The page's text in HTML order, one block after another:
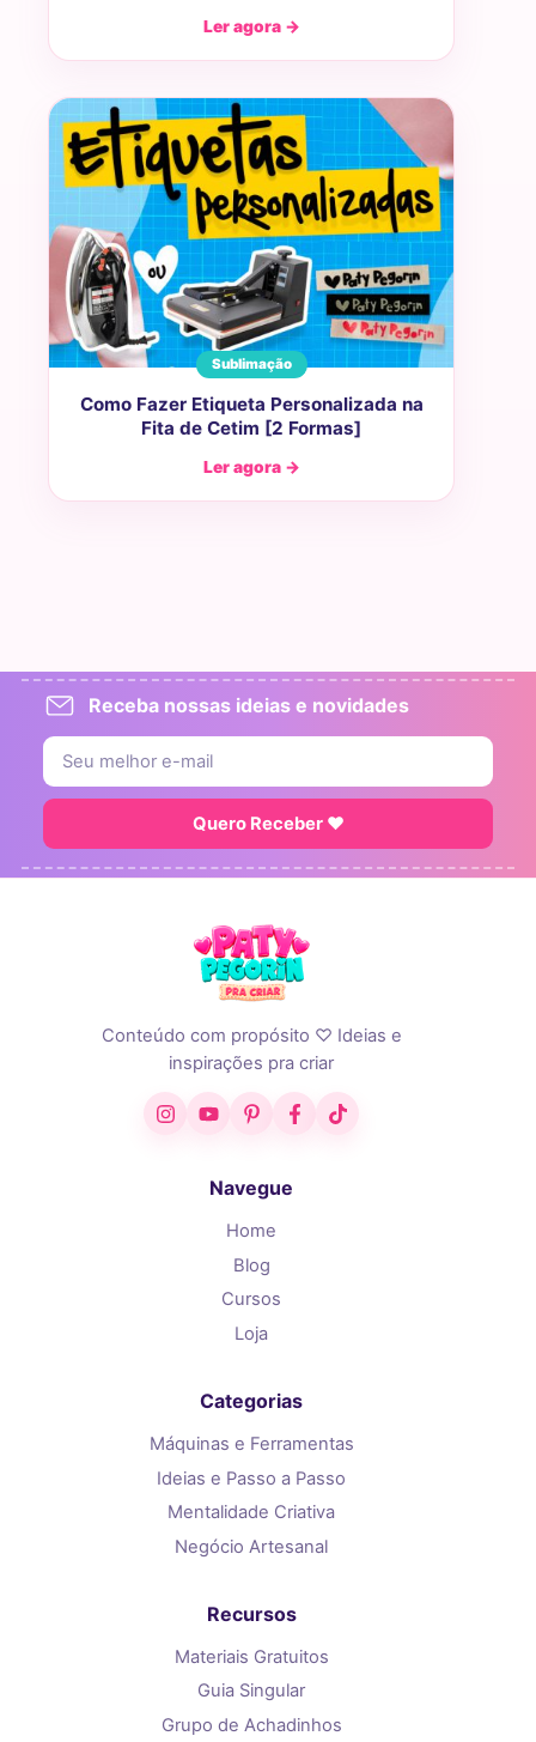
Ler agora →
Sublimação
Como Fazer Etiqueta Personalizada na
Fita de Cetim [2 Formas]
Ler agora →
Receba nossas ideias e novidades
Quero Receber ♥
Conteúdo com propósito ♡ Ideias e
inspirações pra criar
InstagramYouTubePinterestFacebook
TikTok
Navegue
Home
Blog
Cursos
Loja
Categorias
Máquinas e Ferramentas
Ideias e Passo a Passo
Mentalidade Criativa
Negócio Artesanal
Recursos
Materiais Gratuitos
Guia Singular
Grupo de Achadinhos